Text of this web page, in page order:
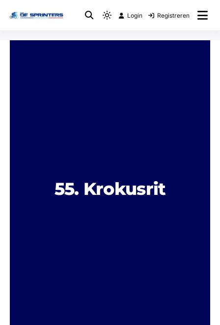
Fietsclub Login Registreren
55. Krokusrit